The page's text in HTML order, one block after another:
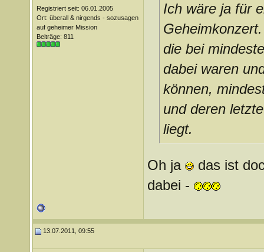
Registriert seit: 06.01.2005
Ort: überall & nirgends - sozusagen
auf geheimer Mission
Beiträge: 811
Ich wäre ja für
die bei
dabei waren
können,
und deren
liegt.
Oh ja
das ist
dabei -
13.07.2011, 09:55